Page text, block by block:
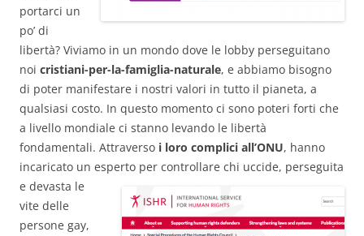
portarci un
po’ di
libertà? Viviamo in un mondo dove le lobby perseguitano
noi cristiani-per-la-famiglia-naturale, e abbiamo bisogno
di poter manifestare i nostri valori in tutto il pianeta, a
qualsiasi costo. In questo momento ci sono poteri forti che
a livello mondiale ci stanno levando le libertà
fondamentali. Attraverso i loro complici all’ONU, hanno
incaricato un esperto per controllare chi uccide, perseguita
e devasta le
vite delle
persone gay,